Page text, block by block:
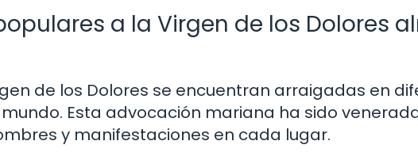
a la Virgen de los Dolores
de los Dolores se encuentran arraigadas en
Esta advocación mariana ha sido
y manifestaciones en cada lugar.